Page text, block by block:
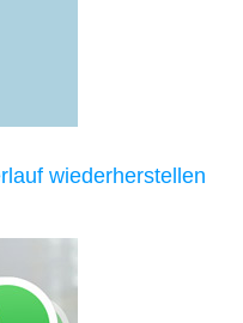
wiederherstellen